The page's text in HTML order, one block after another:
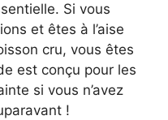
Si vous
et êtes à l’aise
cru, vous êtes
est conçu pour les
si vous n’avez
!